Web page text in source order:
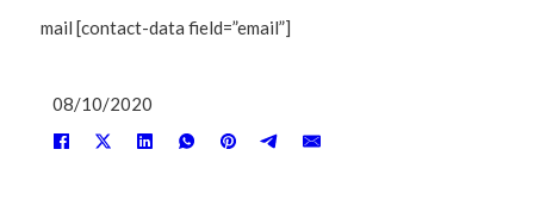
mail [contact-data field=”email”]
08/10/2020